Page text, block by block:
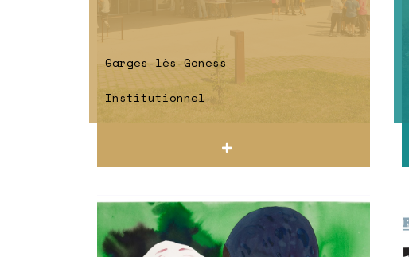
Garges-lès-Goness
Institutionnel